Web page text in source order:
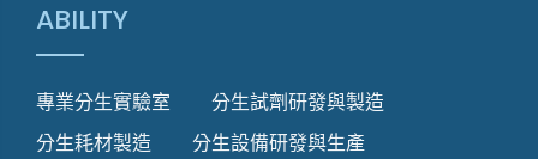
ABILITY
專業分生實驗室
分生試劑研發與製造
分生耗材製造
分生設備研發與生產